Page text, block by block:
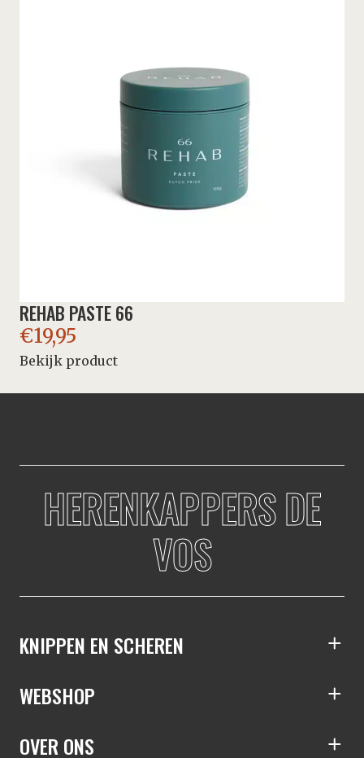
REHAB PASTE 66
€19,95
Bekijk product
HERENKAPPERS DE
VOS
KNIPPEN EN SCHEREN
WEBSHOP
OVER ONS